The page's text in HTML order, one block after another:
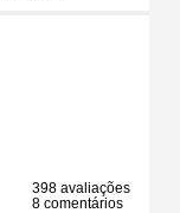
398 avaliações
8 comentários